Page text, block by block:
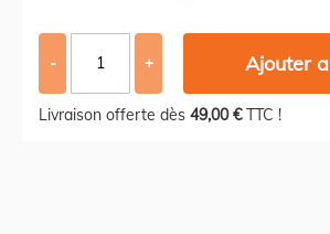
- + Ajouter
Livraison offerte dès 49,00 €TTC !